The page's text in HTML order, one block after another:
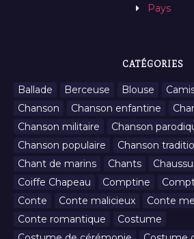
Pays
CATÉGORIES
Ballade Berceuse Blouse
Chanson
Chanson enfantine
Chanson militaire
Chanson
Chanson populaire
Chanson
Chant de marins
Chants
Coiffe Chapeau
Comptine
Conte
Conte malicieux
Conte
Conte romantique
Costume